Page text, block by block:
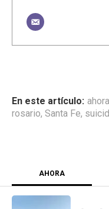
ahora
rosario, Santa Fe,
AHORA